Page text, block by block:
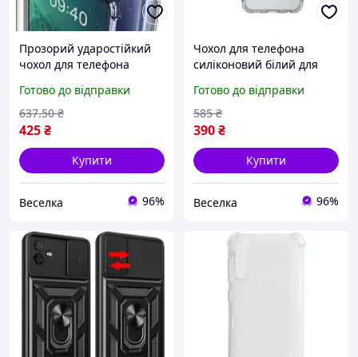
Прозорий ударостійкий
чохол для телефона
подряпин для Samsung
Galaxy A34 5G FLAME
Готово до відправки
425₴
637.50 ₴
Купити
Веселка 96%
Чохол для телефона
силіконовий білий для
захисний стильний
аксесуар FLAME
Готово до відправки
390₴
585 ₴
Купити
Веселка 96%